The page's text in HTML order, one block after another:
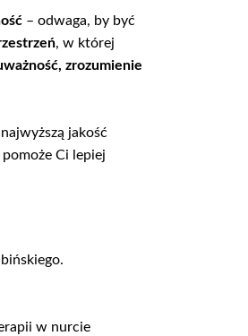
– odwaga, by być
, w której
zrozumienie
jakość
Ci lepiej
w nurcie